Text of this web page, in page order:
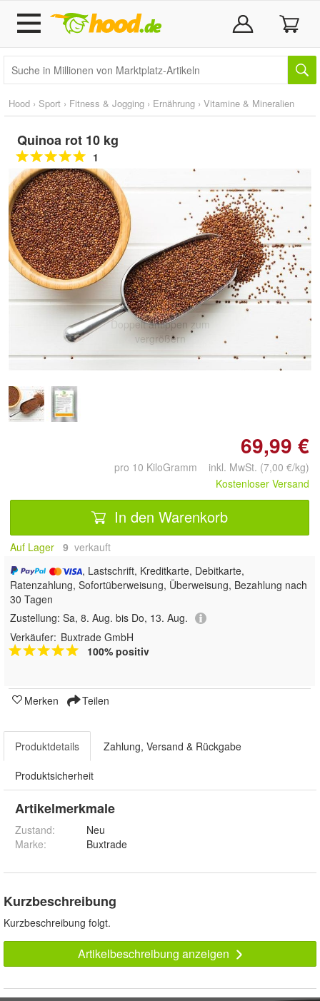
Hood › Sport › Fitness & Jogging › Ernährung › Vitamine & Mineralien
Quinoa rot 10 kg
1
Doppelt antippen zum
vergrößern
69,99 €
pro 10 KiloGramm inkl. MwSt. (7,00 €/kg)
Kostenloser Versand
In den Warenkorb
Auf Lager 9 verkauft
, Lastschrift, Kreditkarte, Debitkarte,
Ratenzahlung, Sofortüberweisung, Überweisung, Bezahlung nach
30 Tagen
Zustellung: Sa, 8. Aug. bis Do, 13. Aug.
Verkäufer: Buxtrade GmbH
100% positiv
Merken Teilen
Produktdetails Zahlung, Versand & Rückgabe
Produktsicherheit
Artikelmerkmale
Zustand:
Neu
Marke:
Buxtrade
Kurzbeschreibung
Kurzbeschreibung folgt.
Artikelbeschreibung anzeigen